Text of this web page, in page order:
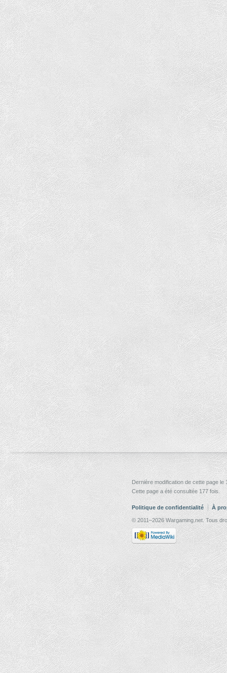
Dernière modification de cette page le
Cette page a été consultée 177 fois.
Politique de confidentialité À
© 2011–2026 Wargaming.net. Tous